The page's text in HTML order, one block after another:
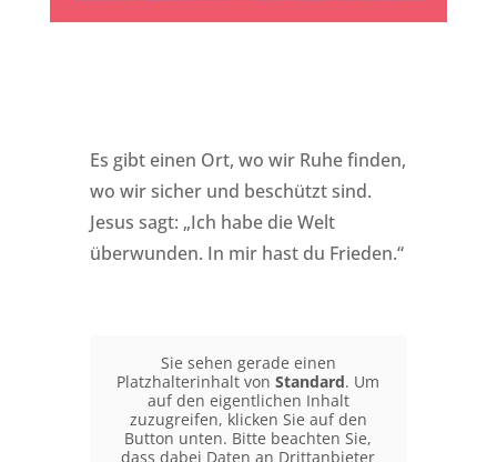
Es gibt einen Ort, wo wir Ruhe finden,
wo wir sicher und beschützt sind.
Jesus sagt: „Ich habe die Welt
überwunden. In mir hast du Frieden.“
Sie sehen gerade einen
Platzhalterinhalt vonStandard. Um
auf den eigentlichen Inhalt
zuzugreifen, klicken Sie auf den
Button unten. Bitte beachten Sie,
dass dabei Daten an Drittanbieter